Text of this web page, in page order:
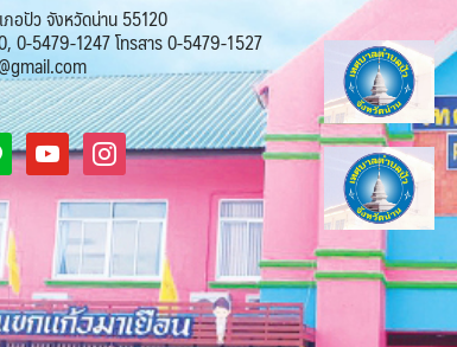
อปัว จังหวัดน่าน 55120
0-5479-1247 โทรสาร 0-5479-1527
youtubeinstagram